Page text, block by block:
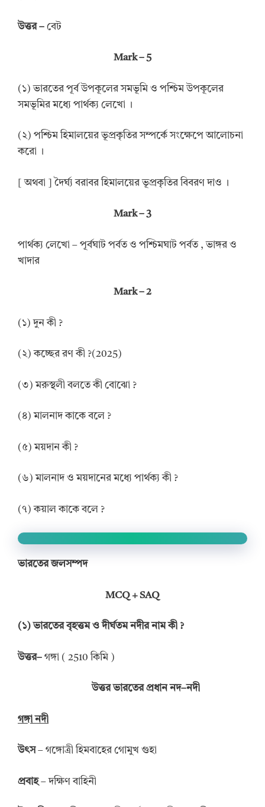
উত্তর– বেট
Mark – 5
(১) ভারতের পূর্ব উপকূলের সমভূমি ও পশ্চিম উপকূলের
সমভূমির মধ্যে পার্থক্য লেখো ।
(২) পশ্চিম হিমালয়ের ভূপ্রকৃতির সম্পর্কে সংক্ষেপে আলোচনা
করো ।
[ অথবা ] দৈর্ঘ্য বরাবর হিমালয়ের ভূপ্রকৃতির বিবরণ দাও ।
Mark – 3
পার্থক্য লেখো – পূর্বঘাট পর্বত ও পশ্চিমঘাট পর্বত , ভাঙ্গর ও
খাদার
Mark – 2
(১) দুন কী ?
(২) কচ্ছের রণ কী ?(2025)
(৩) মরুস্থলী বলতে কী বোঝো ?
(৪) মালনাদ কাকে বলে ?
(৫) ময়দান কী ?
(৬) মালনাদ ও ময়দানের মধ্যে পার্থক্য কী ?
(৭) কয়াল কাকে বলে ?
ভারতের জলসম্পদ
MCQ + SAQ
(১)ভারতের বৃহত্তম ও দীর্ঘতম নদীর নাম কী ?
উত্তর– গঙ্গা ( 2510 কিমি )
উত্তর ভারতের প্রধান নদ–নদী
গঙ্গা নদী
উৎস – গঙ্গোত্রী হিমবাহের গোমুখ গুহা
প্রবাহ– দক্ষিণ বাহিনী